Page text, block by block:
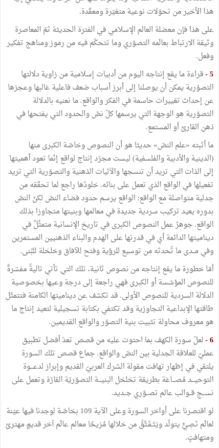
هذا الأخير من تحوّلات نوعية متغيّرة ومعقّدة.
على هذا فإن معضلة العالم الإسلامي في الفترة الحديثة ثمّ المعاصرة
وثيقة الارتباط بعالَمه التصوّري وما تتحكّم فيه من رموز ومناهج تفكير
وفعل.
5 - قراءة ما يقع إنتاجه اليوم من أدبيات إسلامية من زاوية دلالتها
التصوّرية يمكن أن يوصلنا إلى أبرز أسباب ضعف فاعلية غالبها وعجزها
عن إحداث تغييرات حاسمة في الفكر والواقع. ما نعنيه بالدلالة
التصوّرية هو الوجهة التي يرسمها كلّ نصّ والحدود التي يفتحها في
ذهن القارئ أو المستمع.
ما أثبته «علم النصّ» حديثا هو أن النصوص وخاصّة الكبرى منها
(الدينية والأدبية والفلسفية) ليست مجرّد إنتاج لواقع إنّما تعود أهميتها
إلى الذات التي تريد أن تنسجها والآليات الذهنية والتصوّرية التي تريد
تفعيلها في الواقع الذي تعمل على بنائه. خلودُها راجع لما تحقّقه من
جدلية متواصلة مع الواقع: الواقع يرسم حدود فضاء النصّ لكنّ النصّ
بدوره يعيد تركيب سردية جديدة في معالمها وبنيتها متجاوزا بذلك
الواقع. جوهرُ عمل النصوص الكبرى في تاريخ الإنسانية متمثِّلٌ في
ديناميتها الدائمة أي في قدرتها على الهدم والبناء الذهنيين المستمرين
وفي مــدى ما تُحدثه من توسيع للرؤية وفتح للآفاق وخلخلة للبُنى.
أمّا خطورة ما يقع إنتاجه من نصوص ثانية، تلك التي تأتي تاليةً مفسّرةً
للنصوص المؤسّسة أو الكبرى فهي راجعة إلى درجة وعيها بخصوصية
الدلالة السردية للنصوص الأولى. قد تكشف عن ديناميتها الكامنة فتتمثّل
طاقتها الإبداعية التجاوزية وقد تكتفي بكتابة تسجيلية لتعيد إنتاج ما
هو معروف محاولة تثبيت بنية التصوّر والواقع القديمين.
6 - لعلّ سورة الكهف بما احتوت عليه من قصص تعدّ أفضل تطبيق
عمليّ للعلاقة الجدلية بين النصّ والواقع. جماع قصص تلك السورة
يلتقي في إظهار تهافت مقولة الشرك العربيّ القديم وإبراز لدعـــوة
التوحيـــد مُصـــاغة بطريقة تخلخل البنيـــة التصوّريّة القارّة وتعمل على
نســـج قــوالب عالم تصــوّري جــديد.
لو اقتصرنا على أواخر السورة وعلى الآية 109 بخاصّة لوجدنا فيها عيّنة
لعالَم نَـصِيٍّ يتولّد ويَتَـفَـتَّقُ من خلالها مُزيحًا معالم عالَم آخر قديمٍ مهترئ
ومتهافتٍ.